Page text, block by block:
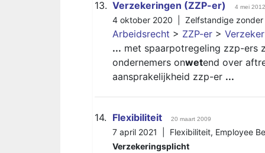
13. Verzekeringen (ZZP-er) 4 mei 2012
4 oktober 2020 | Zelfstandige zonder
Arbeidsrecht > ZZP-er >
... met spaarpotregeling zzp-ers
ondernemers onwetend over
aansprakelijkheid zzp-er ...
14. Flexibiliteit 20 maart 2009
7 april 2021 | Flexibiliteit, Employee
Verzekeringsplicht